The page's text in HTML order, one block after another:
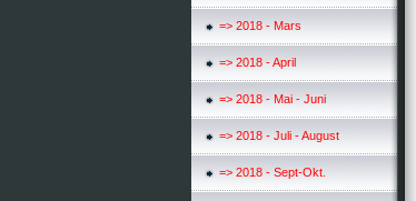
=> 2018 - Mars
=> 2018 - April
=> 2018 - Mai - Juni
=> 2018 - Juli - August
=> 2018 - Sept-Okt.